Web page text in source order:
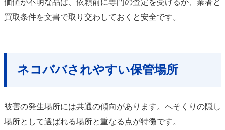
価値が不明な品は、依頼前に専門の査定を受けるか、業者と
買取条件を文書で取り交わしておくと安全です。
ネコババされやすい保管場所
被害の発生場所には共通の傾向があります。へそくりの隠し
場所として選ばれる場所と重なる点が特徴です。